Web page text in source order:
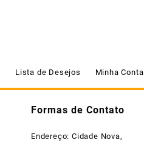
Lista de Desejos Minha Conta
Formas de Contato
Endereço: Cidade Nova,